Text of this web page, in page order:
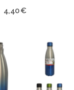
4,40 €